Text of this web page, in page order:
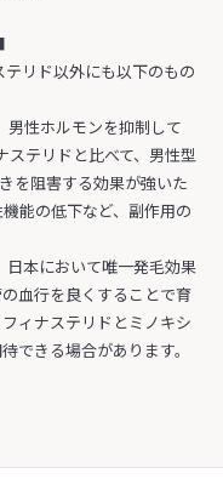
リド以外にも以下のもの
男性ホルモンを抑制して
ステリドと比べて、男性型
を阻害する効果が強いた
能の低下など、副作用の
日本において唯一発毛効果
血行を良くすることで育
ィナステリドとミノキシ
できる場合があります。